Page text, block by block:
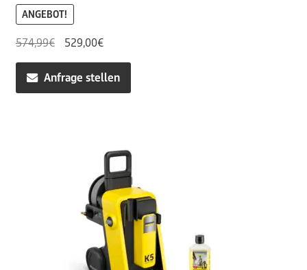
ANGEBOT!
574,99€
Ursprünglicher
Preis
war:
574,99€
529,00€Aktueller
Preis
ist:
529,00€.
Anfrage stellen